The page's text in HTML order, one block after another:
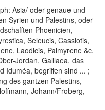
: Asia/ oder genaue und
Syrien und Palestins, oder
Phoenicien,
Seleucis, Cassiotis,
Laodicis, Palmyrene &c.
Jordan, Galilaea, das
Iduméa, begriffen sind ... ;
des gantzen Palestins,
Johann/Froberg,